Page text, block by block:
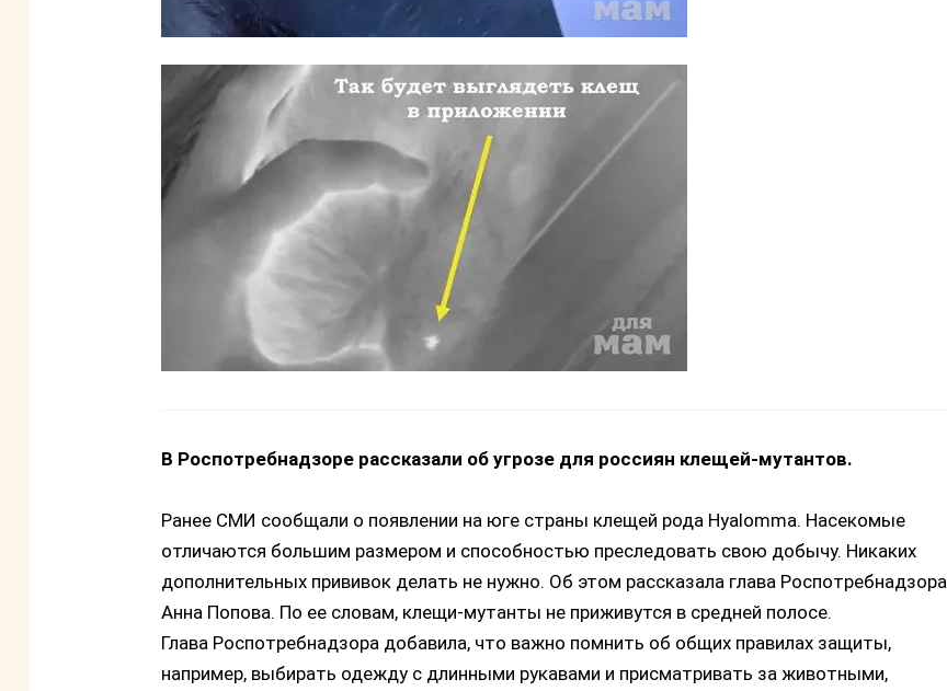
В Роспотребнадзоре рассказали об угрозе для россиян клещей-мутантов.
Ранее СМИ сообщали о появлении на юге страны клещей рода Hyalomma. Насекомые
отличаются большим размером и способностью преследовать свою добычу. Никаких
дополнительных прививок делать не нужно. Об этом рассказала глава Роспотребнадзора
Анна Попова. По ее словам, клещи-мутанты не приживутся в средней полосе.
Глава Роспотребнадзора добавила, что важно помнить об общих правилах защиты,
например, выбирать одежду с длинными рукавами и присматривать за животными,